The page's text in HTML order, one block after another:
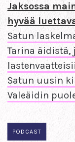
Jaksossa
hyvää
Satun
Tarina
Satun uusin
Valeäidin
PODCAST